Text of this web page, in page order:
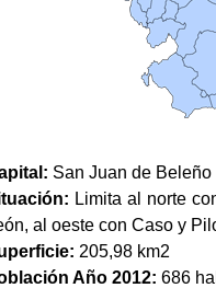
San Juan de Beleño
Limita al norte
al oeste con Caso y
205,98 km2
Año 2012: 686